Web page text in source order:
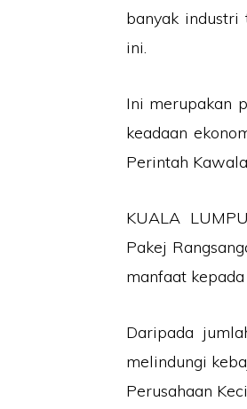
banyak industri
ini.
Ini merupakan
keadaan
Perintah
KUALA
Pakej
manfaat
Daripada
melindungi
Perusahaan